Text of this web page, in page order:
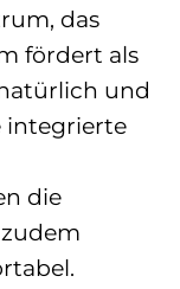
das
fördert als
und
integrierte
die